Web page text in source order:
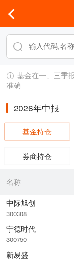
基金在一、三季
准确
2026年中报
基金持仓
券商持仓
名称
中际旭创
300308
宁德时代
300750
新易盛